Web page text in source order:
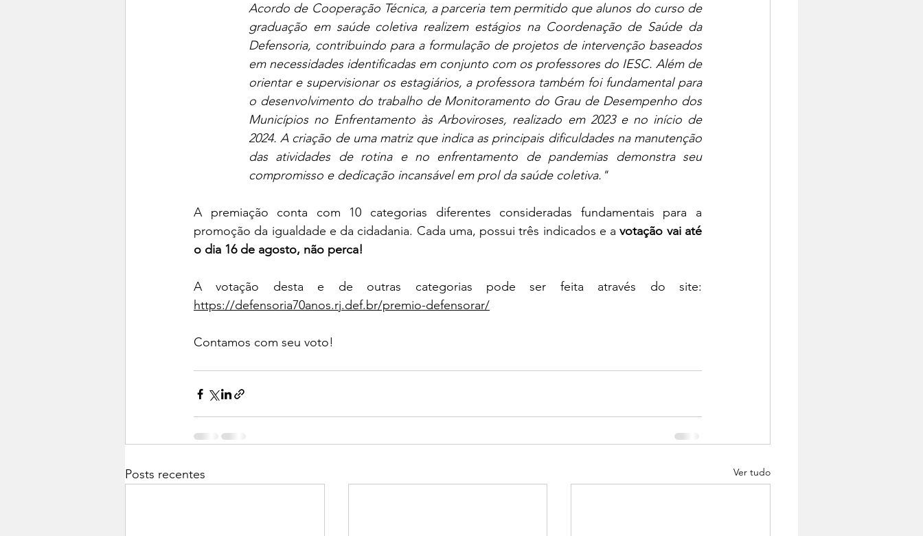
Acordo de Cooperação Técnica, a parceria tem permitido que alunos do curso de
graduação em saúde coletiva realizem estágios na Coordenação de Saúde da
Defensoria, contribuindo para a formulação de projetos de intervenção baseados
em necessidades identificadas em conjunto com os professores do IESC. Além de
orientar e supervisionar os estagiários, a professora também foi fundamental para
o desenvolvimento do trabalho de Monitoramento do Grau de Desempenho dos
Municípios no Enfrentamento às Arboviroses, realizado em 2023 e no início de
2024. A criação de uma matriz que indica as principais dificuldades na manutenção
das atividades de rotina e no enfrentamento de pandemias demonstra seu
compromisso e dedicação incansável em prol da saúde coletiva."
A premiação conta com 10 categorias diferentes consideradas fundamentais para a
promoção da igualdade e da cidadania. Cada uma, possui três indicados e a votação vai até
o dia 16 de agosto, não perca!
https://defensoria70anos.rj.def.br/premio-defensorar/
Contamos com seu voto!
Posts recentes Ver tudo